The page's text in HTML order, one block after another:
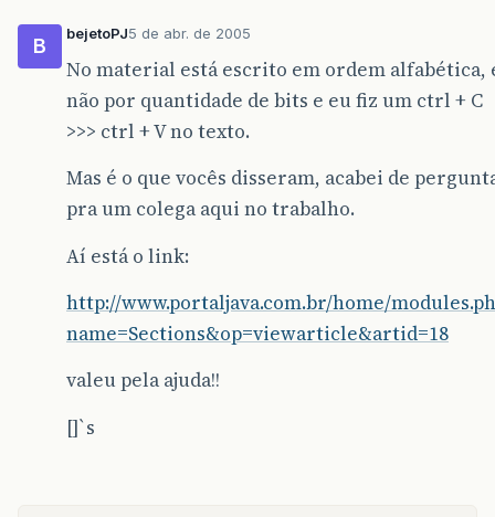
B
bejetoPJ5 de abr. de 2005
No material está escrito em ordem alfabética,
não por quantidade de bits e eu fiz um ctrl + C
>>> ctrl + V no texto.
Mas é o que vocês disseram, acabei de
pra um colega aqui no trabalho.
Aí está o link:
http://www.portaljava.com.br/home/
name=Sections&op=viewarticle&artid=18
valeu pela ajuda!!
[]`s